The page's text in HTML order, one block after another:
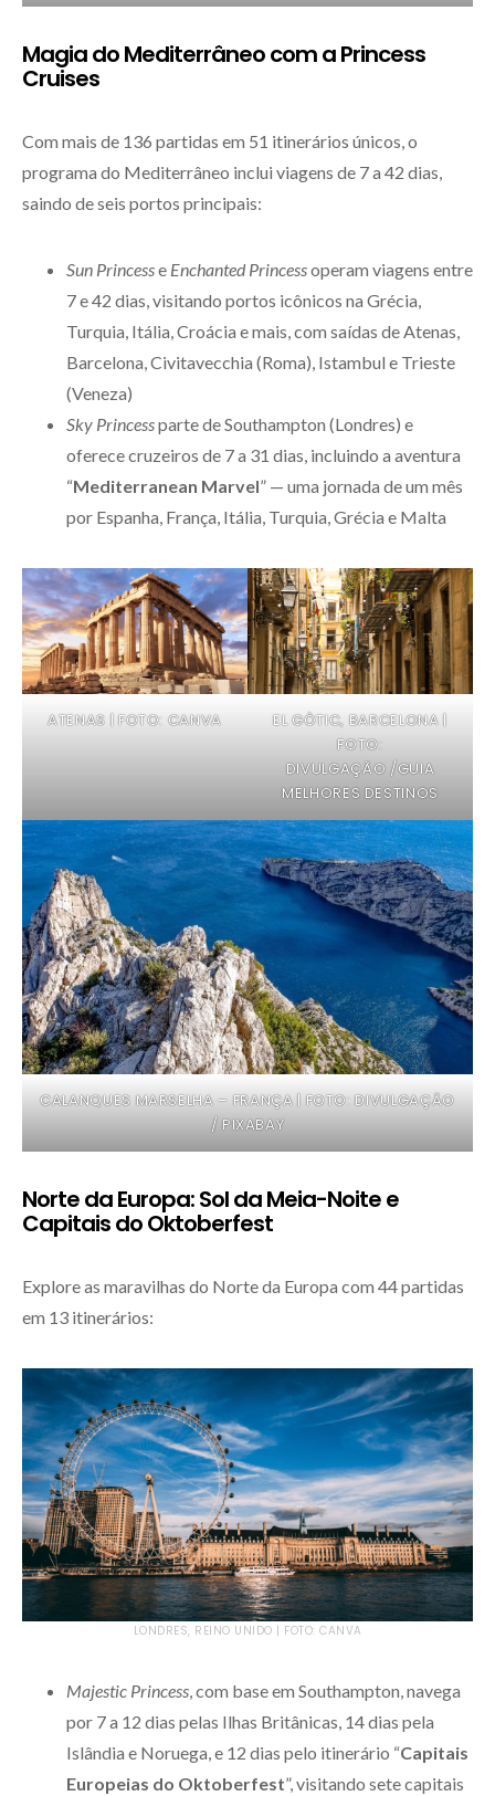
Magia do Mediterrâneo com a Princess
Cruises
Com mais de 136 partidas em 51 itinerários únicos, o
programa do Mediterrâneo inclui viagens de 7 a 42 dias,
saindo de seis portos principais:
Sun Princesse Enchanted Princessoperam viagens entre
7 e 42 dias, visitando portos icônicos na Grécia,
Turquia, Itália, Croácia e mais, com saídas de Atenas,
Barcelona, Civitavecchia (Roma), Istambul e Trieste
(Veneza)
Sky Princessparte de Southampton (Londres) e
oferece cruzeiros de 7 a 31 dias, incluindo a aventura
“Mediterranean Marvel” — uma jornada de um mês
por Espanha, França, Itália, Turquia, Grécia e Malta
ATENAS | FOTO: CANVA
EL GÒTIC, BARCELONA |
FOTO:
DIVULGAÇÃO /GUIA
MELHORES DESTINOS
CALANQUES MARSELHA – FRANÇA | FOTO: DIVULGAÇÃO
/ PIXABAY
Norte da Europa: Sol da Meia-Noite e
Capitais do Oktoberfest
Explore as maravilhas do Norte da Europa com 44 partidas
em 13 itinerários:
LONDRES, REINO UNIDO | FOTO: CANVA
Majestic Princess, com base em Southampton, navega
por 7 a 12 dias pelas Ilhas Britânicas, 14 dias pela
Islândia e Noruega, e 12 dias pelo itinerário “Capitais
Europeias do Oktoberfest”, visitando sete capitais